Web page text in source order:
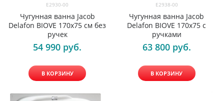
E2930-00
Чугунная ванна Jacob
Delafon BIOVE 170x75 см без
ручек
54 990 руб.
В КОРЗИНУ
E2938-00
Чугунная ванна Jacob
Delafon BIOVE 170x75 с
ручками
63 800 руб.
В КОРЗИНУ